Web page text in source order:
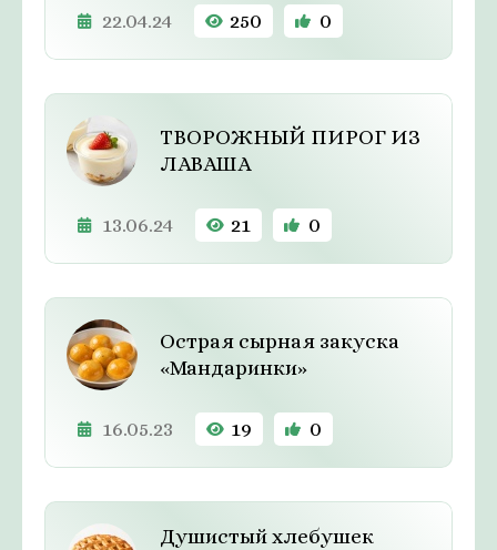
22.04.24 250 0
ТВОРОЖНЫЙ ПИРОГ ИЗ
ЛАВАША
13.06.24 21 0
Острая сырная закуска
«Мандаринки»
16.05.23 19 0
Душистый хлебушек